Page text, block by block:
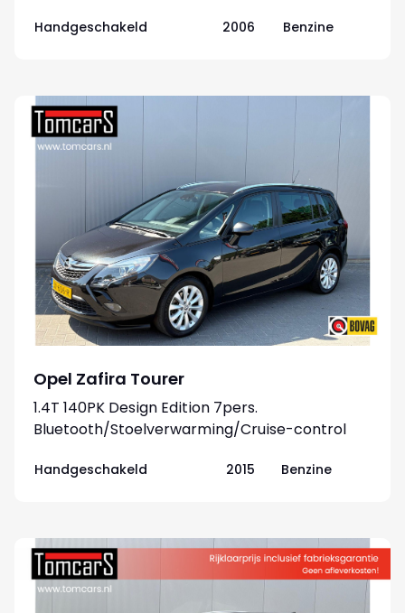
Handgeschakeld 2006 Benzine
Opel Zafira Tourer
1.4T 140PK Design Edition 7pers.
Bluetooth/Stoelverwarming/Cruise-control
Handgeschakeld 2015 Benzine